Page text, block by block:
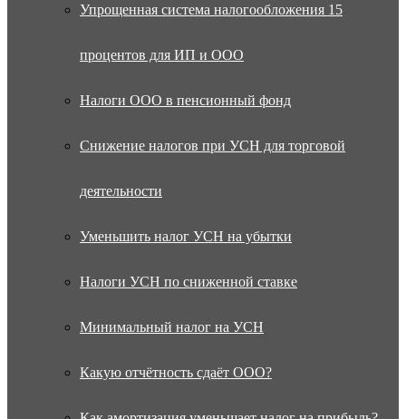
Упрощенная система налогообложения 15
процентов для ИП и ООО
Налоги ООО в пенсионный фонд
Снижение налогов при УСН для торговой
деятельности
Уменьшить налог УСН на убытки
Налоги УСН по сниженной ставке
Минимальный налог на УСН
Какую отчётность сдаёт ООО?